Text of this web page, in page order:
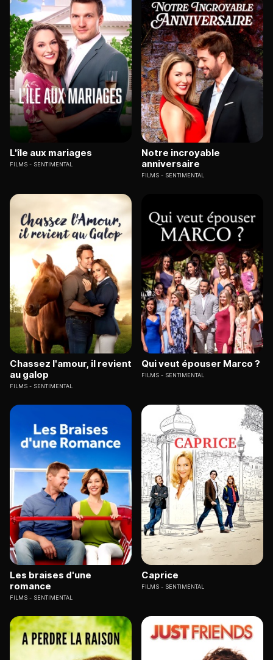
L'île aux mariages
FILMS SENTIMENTAL
Notre incroyable
anniversaire
FILMS SENTIMENTAL
Chassez l'amour, il revient
au galop
FILMS SENTIMENTAL
Qui veut épouser Marco ?
FILMS SENTIMENTAL
Les braises d'une
romance
FILMS SENTIMENTAL
Caprice
FILMS SENTIMENTAL